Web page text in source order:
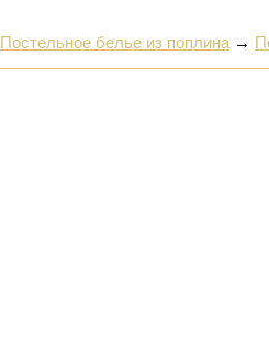
Постельное белье из поплина →